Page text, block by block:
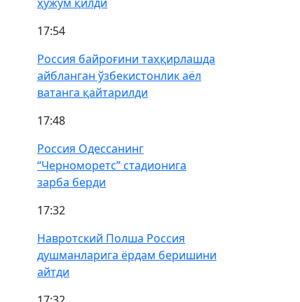
17:54
Россия байроғини таҳқирлашда
айбланган ўзбекистонлик аёл
ватанга қайтарилди
17:48
Россия Одессанинг
“Черноморетс” стадионига
зарба берди
17:32
Навротский Полша Россия
душманларига ёрдам беришини
айтди